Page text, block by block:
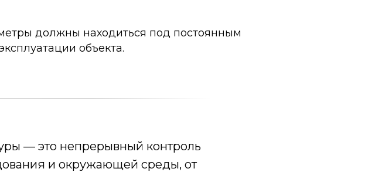
должны находиться под постоянным
объекта.
— это непрерывный контроль
и окружающей среды, от